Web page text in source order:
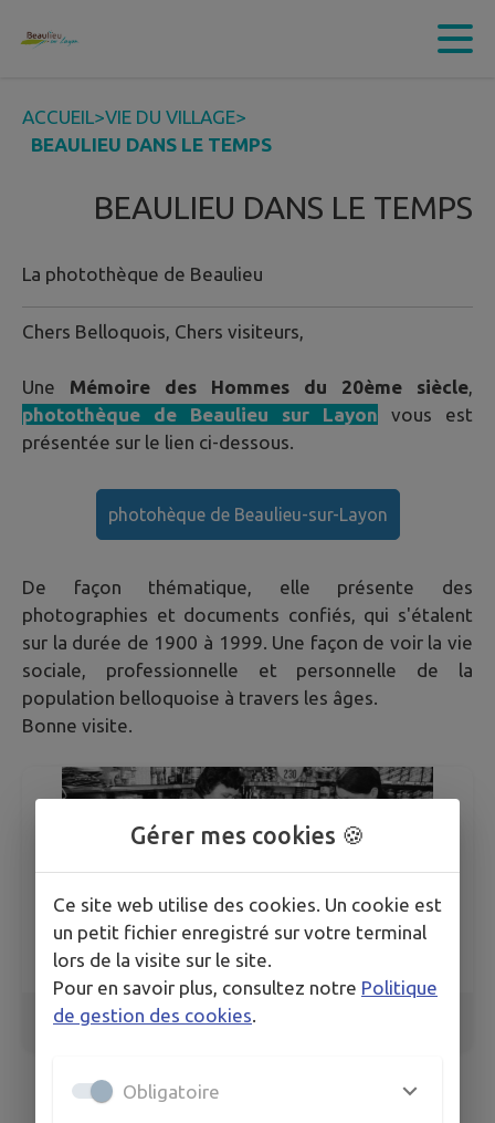
Contenu
ACCUEIL>VIE DU VILLAGE>
BEAULIEU DANS LE TEMPS
BEAULIEU DANS LE TEMPS
La photothèque de Beaulieu
Chers Belloquois, Chers visiteurs,
Une Mémoire des Hommes du 20ème siècle,
photothèque de Beaulieu sur Layon
vous est
présentée sur le lien ci-dessous.
photohèque de Beaulieu-sur-Layon
De façon thématique, elle présente des
photographies et documents confiés, qui s'étalent
sur la durée de 1900 à 1999. Une façon de voir la vie
sociale, professionnelle et personnelle de la
population belloquoise à travers les âges.
Bonne visite.
3/
Gérer mes cookies 🍪
Ce site web utilise des cookies. Un cookie est
un petit fichier enregistré sur votre terminal
lors de la visite sur le site.
Pour en savoir plus, consultez notre Politique
de gestion des cookies.
Obligatoire